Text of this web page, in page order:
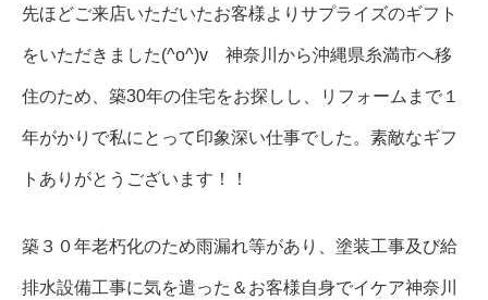
先ほどご来店いただいたお客様よりサプライズのギフト
をいただきました(^o^)v 神奈川から沖縄県糸満市へ移
住のため、築30年の住宅をお探しし、リフォームまで１
年がかりで私にとって印象深い仕事でした。素敵なギフ
トありがとうございます！！
築３０年老朽化のため雨漏れ等があり、塗装工事及び給
排水設備工事に気を遣った＆お客様自身でイケア神奈川